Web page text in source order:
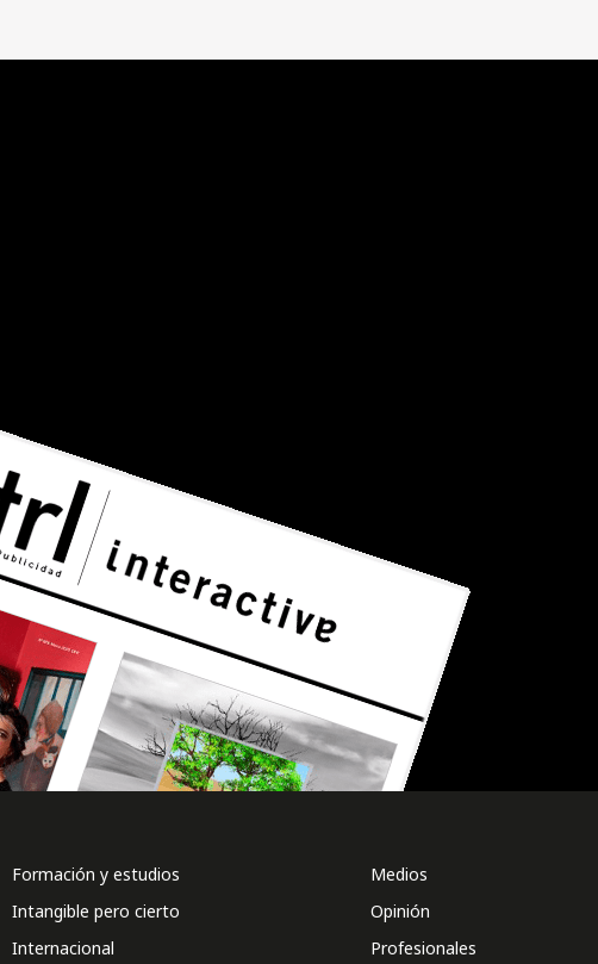
Formación y estudios
Intangible pero cierto
Internacional
Medios
Opinión
Profesionales